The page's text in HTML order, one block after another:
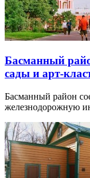
Басманный
сады и арт-
Басманный район
железнодорожную